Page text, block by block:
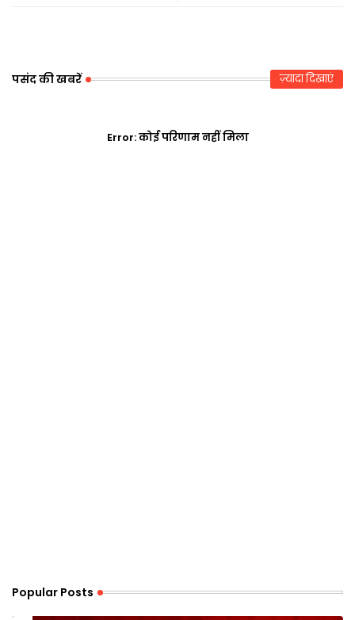
पसंद की खबरें ज़्यादा दिखाएं
Error:कोई परिणाम नहीं मिला
Popular Posts